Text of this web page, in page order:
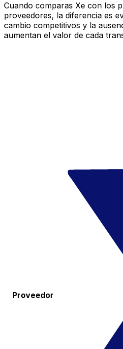
Cuando comparas Xe con los
proveedores, la diferencia es
cambio competitivos y la
aumentan el valor de cada
Proveedor